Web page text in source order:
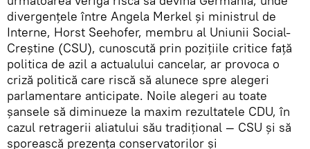
divergențele între Angela Merkel și ministrul de
Interne, Horst Seehofer, membru al Uniunii Social-
Creștine (CSU), cunoscută prin pozițiile critice față
politica de azil a actualului cancelar, ar provoca o
criză politică care riscă să alunece spre alegeri
parlamentare anticipate. Noile alegeri au toate
șansele să diminueze la maxim rezultatele CDU, în
cazul retragerii aliatului său tradițional — CSU și să
sporească prezența conservatorilor și